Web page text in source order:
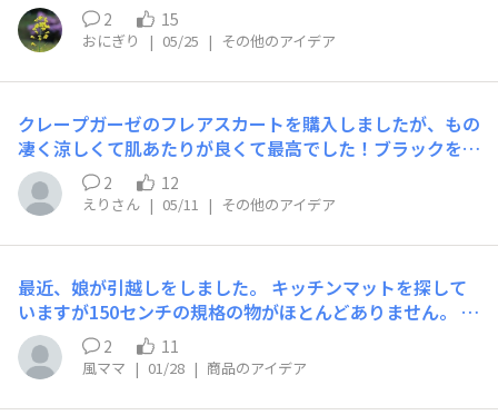
いました。年齢とともに、夏でも首元を少し整えたい・守
りたいと思うようになりました。でもストールは、不器用
さの両方が叶いそうで、もしこういう商品が出たらぜひ欲
しいです。※以下の画像は生成AIで作成したイメージで
す。こんなふうに「首元に小さく収まる、柔らかい襟のよ
うなアイテム」があったら嬉しいです。
CHINOさん、宜しくお願いします！
水さらり』の商品をお裾分けして使い始めました。今回、
買い増ししたいとのことで購入履歴から同じものを追加の
注文しました。注文後に気付いたのですが、このサイズに
は他にも『速乾からり』や『かるふわ』等の商品展開もあ
えて異なるシリーズを1枚ずつセットにしたものも取扱い
していただけると、先にそれをお試し購入してみて自分に
一番合ったお気に入り商品を追加購入できるのでとても嬉
しいです。もちろん違いを楽しみながら使えるのも、どの
こそです。
2 15
おにぎり | 05/25 | その他のアイデア
​クレープガーゼのフレアスカート​を購入しましたが、もの
凄く涼しくて肌あたりが良くて最高でした！ブラックを購
入しましたが、是非ダークブラウンやブラウンも作ってい
ただけると嬉しいです！
2 12
えりさん | 05/11 | その他のアイデア
最近、娘が引越しをしました。 キッチンマットを探して
いますが150センチの規格の物がほとんどありません。 シ
ンプルでかわいいキッチンマットがあったら嬉しいです。
2 11
風ママ | 01/28 | 商品のアイデア